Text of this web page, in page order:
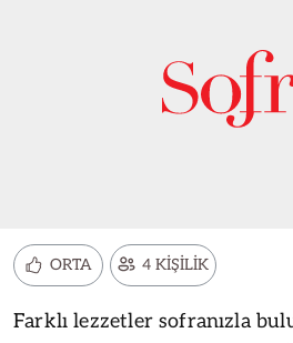
ORTA 4 KİŞİLİK
Farklı lezzetler sofranızla